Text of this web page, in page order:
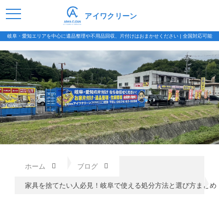
岐阜・愛知エリアを中心に遺品整理や不用品回収、片付けはおまかせください | 全国対応可能
アイワクリーン
ホーム ブログ
家具を捨てたい人必見！岐阜で使える処分方法と選び方まとめ